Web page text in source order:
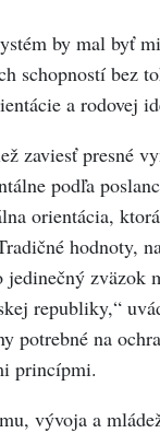
by mal byť
schopností bez
a rodovej
zaviesť presné
podľa
orientácia,
hodnoty,
jedinečný zväzok
republiky,“
potrebné na
princípmi.
vývoja a